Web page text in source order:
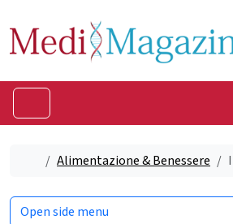
Home
Alimentazione & Benessere
Open side menu